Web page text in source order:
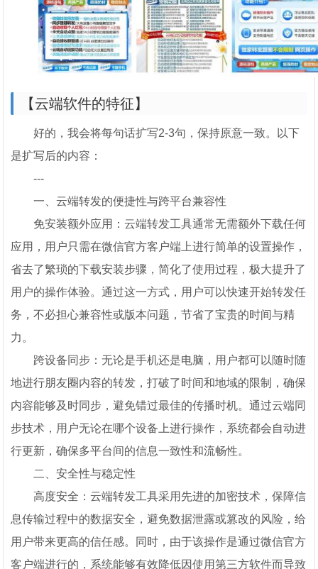
【云端软件的特征】
好的，我会将每句话扩写2-3句，保持原意一致。以下
是扩写后的内容：
---
一、云端转发的便捷性与跨平台兼容性
免安装额外应用：云端转发工具通常无需额外下载任何
应用，用户只需在微信官方客户端上进行简单的设置操作，
省去了繁琐的下载安装步骤，简化了使用过程，极大提升了
用户的操作体验。通过这一方式，用户可以快速开始转发任
务，不必担心兼容性或版本问题，节省了宝贵的时间与精
力。
跨设备同步：无论是手机还是电脑，用户都可以随时随
地进行朋友圈内容的转发，打破了时间和地域的限制，确保
内容能够及时同步，避免错过最佳的传播时机。通过云端同
步技术，用户无论在哪个设备上进行操作，系统都会自动进
行更新，确保多平台间的信息一致性和流畅性。
二、安全性与稳定性
高度安全：云端转发工具采用先进的加密技术，保障信
息传输过程中的数据安全，避免数据泄露或篡改的风险，给
用户带来更高的信任感。同时，由于该操作是通过微信官方
客户端进行的，系统能够有效降低因使用第三方软件而导致